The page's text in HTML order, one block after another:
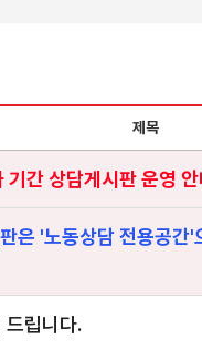
제목
간 상담게시판 운영 안
은 '노동상담 전용공간'
드립니다.